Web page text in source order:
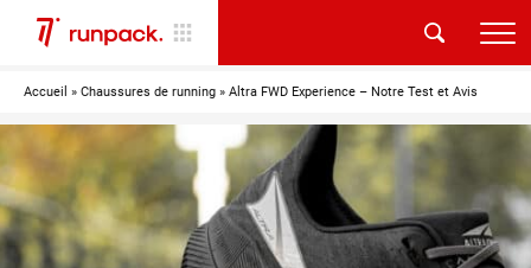
Accueil » Chaussures de running » Altra FWD Experience – Notre Test et Avis